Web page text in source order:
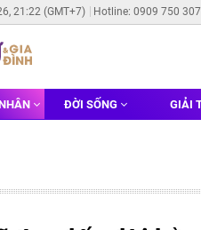
21:22 (GMT+7) Hotline: 0909 750 307
ĐỜI SỐNG GIẢI